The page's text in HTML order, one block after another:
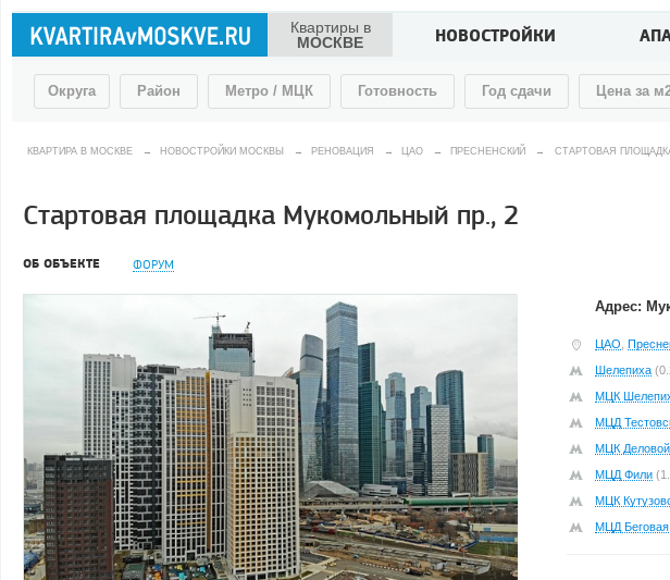
Квартиры в
МОСКВЕ
НОВОСТРОЙКИ
Округа Район Метро / МЦК Готовность Год сдачи Цена за
КВАРТИРА В МОСКВЕ → НОВОСТРОЙКИ МОСКВЫ → РЕНОВАЦИЯ → ЦАО → ПРЕСНЕНСКИЙ → СТАРТОВАЯ
Стартовая площадка Мукомольный пр., 2
ОБ ОБЪЕКТЕ ФОРУМ
Адрес:
ЦАО
Шелепиха
МЦК
МЦД
МЦК Деловой
МЦД Фили
МЦК
МЦД Беговая